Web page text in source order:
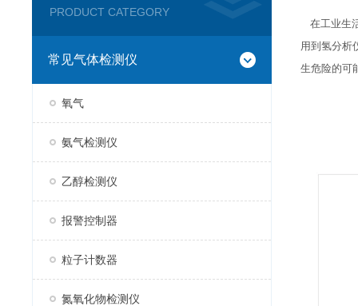
PRODUCT CATEGORY
常见气体检测仪
氧气
氨气检测仪
乙醇检测仪
报警控制器
粒子计数器
氮氧化物检测仪
在工业生
用到氢分析
生危险的可